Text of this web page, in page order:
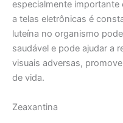
especialmente
a telas eletrônicas é
luteína no organismo
saudável e pode ajudar a
visuais adversas,
de vida.
Zeaxantina